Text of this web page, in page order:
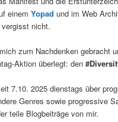
einemYopad und im Web
nicht.
zum Nachdenken gebracht
Aktion überlegt: den
7.10. 2025 dienstags über
Genres sowie progressive
teile Blogbeiträge von mir.